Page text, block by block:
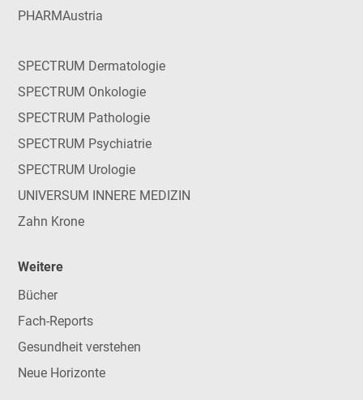
PHARMAustria
SPECTRUM Dermatologie
SPECTRUM Onkologie
SPECTRUM Pathologie
SPECTRUM Psychiatrie
SPECTRUM Urologie
UNIVERSUM INNERE MEDIZIN
Zahn Krone
Weitere
Bücher
Fach-Reports
Gesundheit verstehen
Neue Horizonte